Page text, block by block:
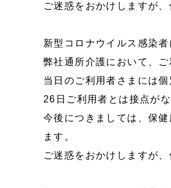
ご迷惑をおかけしますが
新型コロナウイルス感染
弊社通所介護において、
当日のご利用者さまには
26日ご利用者とは接点が
今後につきましては、保
ます。
ご迷惑をおかけしますが